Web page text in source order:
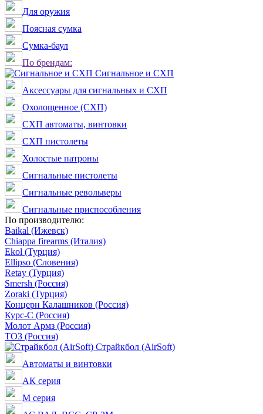
Для оружия
Поясная сумка
Сумка-баул
По брендам:
Сигнальное и СХП
Аксессуары для сигнальных и СХП
Охолощенное (СХП)
СХП автоматы, винтовки
СХП пистолеты
Холостые патроны
Сигнальные пистолеты
Сигнальные револьверы
Сигнальные приспособления
По производителю:
Baikal (Ижевск)
Chiappa firearms (Италия)
Ekol (Турция)
Ellipso (Словения)
Retay (Турция)
Smersh (Россия)
Zoraki (Турция)
Концерн Калашников (Россия)
Курс-С (Россия)
Молот Армз (Россия)
ТОЗ (Россия)
Страйкбол (AirSoft)
Автоматы и винтовки
АК серия
M серия